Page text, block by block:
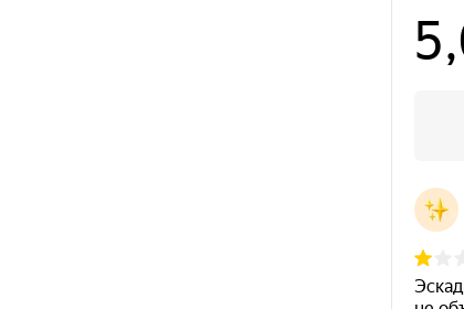
Часы работы
Пн-Вс с 10:00 - 20:00
+7 (343) 200-07-27